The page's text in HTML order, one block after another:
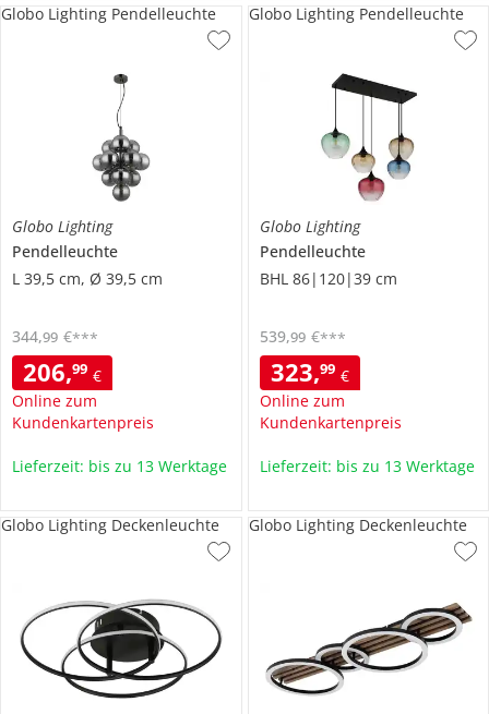
Globo Lighting
Pendelleuchte
L 39,5 cm, Ø 39,5 cm
206,99 €
Online zum
Kundenkartenpreis
344,99 €***
Globo Lighting Pendelleuchte
Lieferzeit: bis zu 13 Werktage
Globo Lighting
Pendelleuchte
BHL 86|120|39 cm
323,99 €
Online zum
Kundenkartenpreis
539,99 €***
Globo Lighting Pendelleuchte
Lieferzeit: bis zu 13 Werktage
Globo Lighting Deckenleuchte Globo Lighting Deckenleuchte